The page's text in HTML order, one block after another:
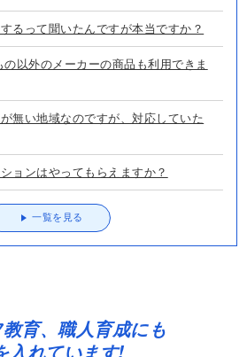
るって聞いたんですが本当ですか？
以外のメーカーの商品も利用できま
無い地域なのですが、対応していた
ョンはやってもらえますか？
一覧を見る
育、職人育成にも
入れています!